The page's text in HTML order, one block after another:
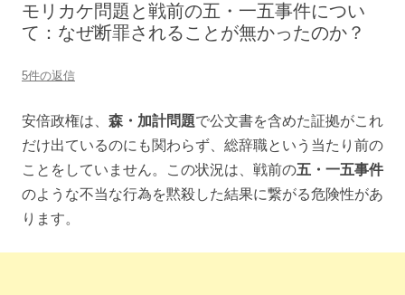
モリカケ問題と戦前の五・一五事件につい
て：なぜ断罪されることが無かったのか？
5件の返信
安倍政権は、 森・加計問題で公文書を含めた証拠がこれ
だけ出ているのにも関わらず、総辞職という当たり前の
ことをしていません。この状況は、戦前の五・一五事件
のような不当な行為を黙殺した結果に繋がる危険性があ
ります。